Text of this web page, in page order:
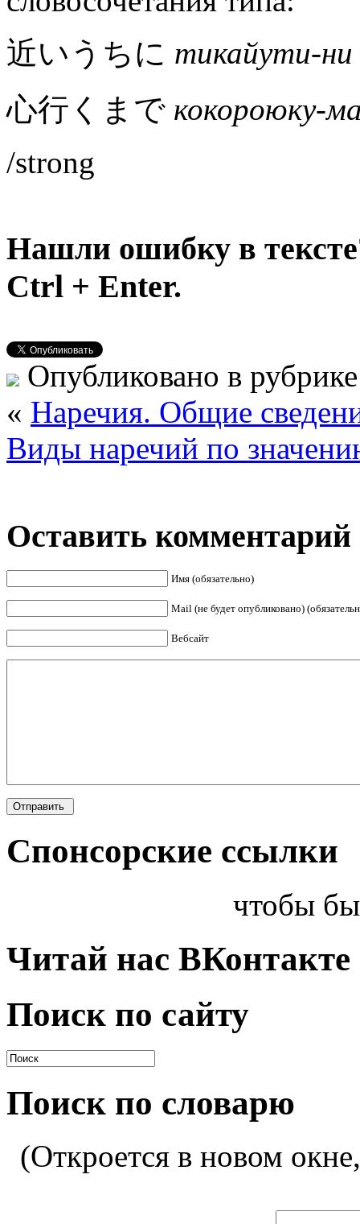
近いうちに тикайути-ни
心行くまで кокороюку-
/strong
Нашли ошибку в
Ctrl + Enter.
Опубликовано в
« Наречия. Общие
Виды наречий по
Оставить комментарий
Имя (обязательно)
Mail (не будет опубликовано)
Вебсайт
Спонсорские ссылки
чтобы
Читай нас ВКонтакте
Поиск по сайту
Поиск по словарю
(Откроется в новом